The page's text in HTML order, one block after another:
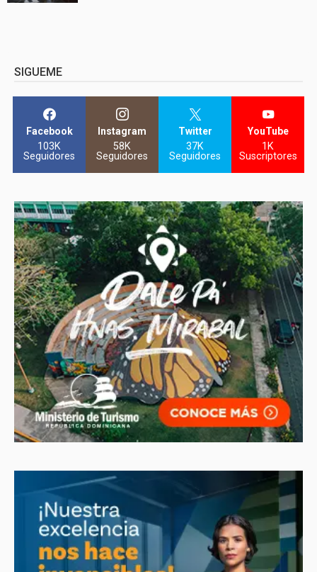
SIGUEME
Facebook
103K
Seguidores
Instagram
58K
Seguidores
Twitter
37K
Seguidores
YouTube
1K
Suscriptores